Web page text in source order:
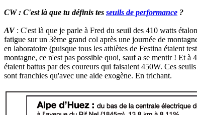
CW : C'est là que tu définis tes seuils de performance ?
AV: C'est là que je parle à Fred du seuil des 410 watts
fatigue sur un 3ème grand col après une journée de
en laboratoire (puisque tous les athlètes de Festina étaient
montagne, ce n'est pas possible quoi, sauf a se mentir ! Et
étaient battus par des coureurs qui faisaient 450W. Ces
sont franchies qu'avec une aide exogène. En trichant.